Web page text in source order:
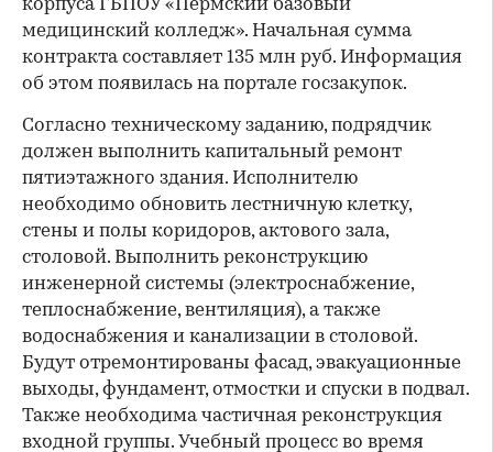
корпуса ГБПОУ «Пермский базовый
медицинский колледж». Начальная сумма
контракта составляет 135 млн руб. Информация
об этом появилась на портале госзакупок.
Согласно техническому заданию, подрядчик
должен выполнить капитальный ремонт
пятиэтажного здания. Исполнителю
необходимо обновить лестничную клетку,
стены и полы коридоров, актового зала,
столовой. Выполнить реконструкцию
инженерной системы (электроснабжение,
теплоснабжение, вентиляция), а также
водоснабжения и канализации в столовой.
Будут отремонтированы фасад, эвакуационные
выходы, фундамент, отмостки и спуски в подвал.
Также необходима частичная реконструкция
входной группы. Учебный процесс во время